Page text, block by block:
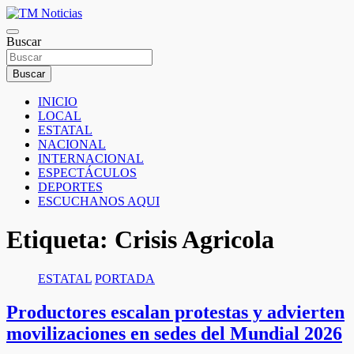
Saltar
al
contenido
TM Noticias
TM Noticias
Buscar
Buscar
INICIO
LOCAL
ESTATAL
NACIONAL
INTERNACIONAL
ESPECTÁCULOS
DEPORTES
ESCUCHANOS AQUI
Etiqueta: Crisis Agricola
ESTATAL PORTADA
Productores escalan protestas y advierten
movilizaciones en sedes del Mundial 2026